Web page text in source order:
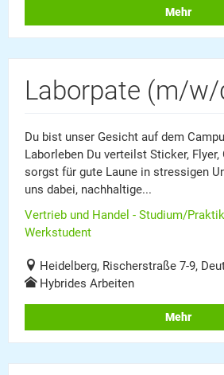
Mehr
Laborpate (m/w/
Du bist unser Gesicht auf dem
Laborleben Du verteilst Sticker, Flyer,
sorgst für gute Laune in stressigen
uns dabei, nachhaltige...
Vertrieb und Handel - Studium/
Werkstudent
Heidelberg, Rischerstraße 7-9,
Hybrides Arbeiten
Mehr